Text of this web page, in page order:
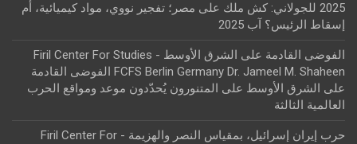
2025 للجولاني: كش ملك
على مصر؛ تفجير نووي، مواد كيميائية، أم
إسقاط الرئيس؟ آب 2025
الفوضى القادمة على الشرق الأوسط - Firil Center For Studies
FCFS Berlin Germany Dr. Jameel M. Shaheen الفوضى القادمة
على الشرق الأوسط على
المتنورون يُحدّدون موعد ومواقع الحرب
العالمية الثالثة
حرب إيران إسرائيل، بمقياس النصر والهزيمة - Firil Center For